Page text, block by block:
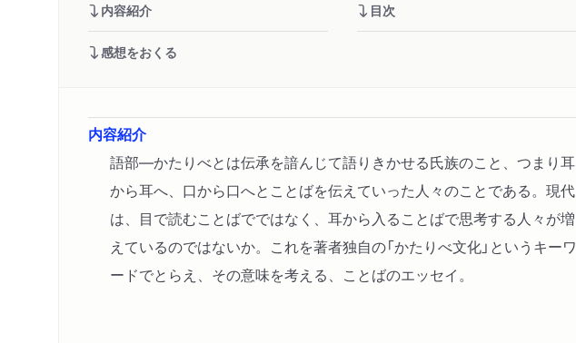
内容紹介 目次
感想をおくる
内容紹介
語部―かたりべとは伝承を諳んじて語りきかせる氏族のこと、つまり耳
から耳へ、口から口へとことばを伝えていった人々のことである。現代
は、目で読むことばでではなく、耳から入ることばで思考する人々が増
えているのではないか。これを著者独自の「かたりべ文化」というキーワ
ードでとらえ、その意味を考える、ことばのエッセイ。